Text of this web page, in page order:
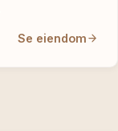
Se eiendom